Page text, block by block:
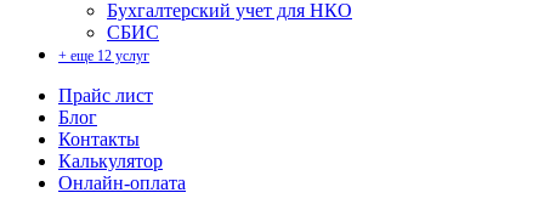
Бухгалтерский учет для НКО
СБИС
+ еще 12 услуг
Прайс лист
Блог
Контакты
Калькулятор
Онлайн-оплата